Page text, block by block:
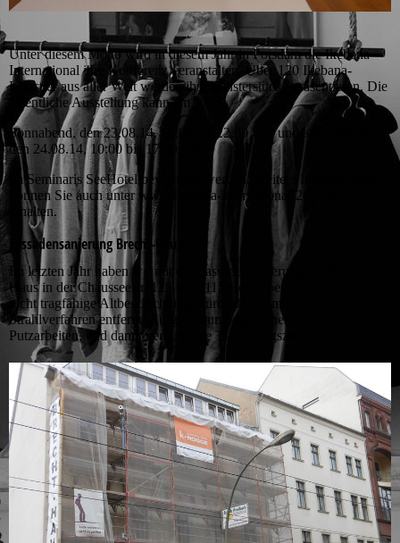
Unter diesem Motto wird in diesem Jahr in Potsdam die Ikebana
International ihre Konferenz veranstalten. Über 120 Ikebana-
Künstler aus aller Welt werden ihre Meisterstücke präsentieren. Die
öffentliche Ausstellung kann am
Sonnabend, den 23.08.14, 10:00 bis 22:00 Uhr und am
den 24.08.14, 10:00 bis 17:30 Uhr
im Seminaris SeeHotel bewundert werden. Weitere Informationen
können Sie auch unter www.ikebana-international-2014.de
erhalten.
Fassadensanierung Brecht-Haus
Im letzten Jahr haben wir mit der Fassadensanierung am Brecht-
Haus in der Chausseestr. 125 in 10115 Berlin begonnen. Die alte,
nicht tragfähige Altbeschichtung wurde dabei im trockenen
Strahlverfahren entfernt. Aufgrund umfangreichere Stuck- und
Putzarbeiten, und damit verbundene Trocknungszeiten mussten